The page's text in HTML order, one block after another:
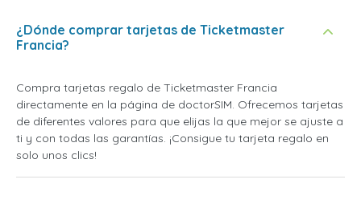
¿Dónde comprar tarjetas de Ticketmaster
Francia?
Compra tarjetas regalo de Ticketmaster Francia
directamente en la página de doctorSIM. Ofrecemos tarjetas
de diferentes valores para que elijas la que mejor se ajuste a
ti y con todas las garantías. ¡Consigue tu tarjeta regalo en
solo unos clics!